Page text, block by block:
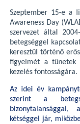
Szeptember 15-e a
Awareness Day
szervezet által
betegséggel
keresztül történő
figyelmét a tünetek
kezelés fontosságára.
Az idei év
szerint a
bizonytalansággal,
kétséggel jár,